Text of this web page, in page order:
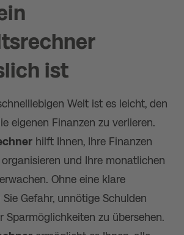
ist
Welt ist es leicht, den
eigenen Finanzen zu verlieren.
hilft Ihnen, Ihre Finanzen
und Ihre monatlichen
Ohne eine klare
Gefahr, unnötige Schulden
Sparmöglichkeiten zu übersehen.